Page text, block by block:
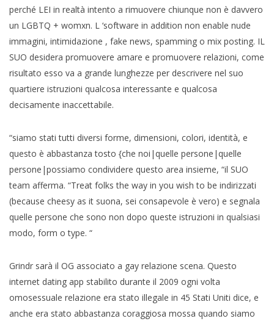
perché LEI in realtà intento a rimuovere chiunque non è davvero
un LGBTQ + womxn. L ‘software in addition non enable nude
immagini, intimidazione , fake news, spamming o mix posting. IL
SUO desidera promuovere amare e promuovere relazioni, come
risultato esso va a grande lunghezze per descrivere nel suo
quartiere istruzioni qualcosa interessante e qualcosa
decisamente inaccettabile.
“siamo stati tutti diversi forme, dimensioni, colori, identità, e
questo è abbastanza tosto {che noi|quelle persone|quelle
persone|possiamo condividere questo area insieme, “il SUO
team afferma. “Treat folks the way in you wish to be indirizzati
(because cheesy as it suona, sei consapevole è vero) e segnala
quelle persone che sono non dopo queste istruzioni in qualsiasi
modo, form o type. “
Grindr sarà il OG associato a gay relazione scena. Questo
internet dating app stabilito durante il 2009 ogni volta
omosessuale relazione era stato illegale in 45 Stati Uniti dice, e
anche era stato abbastanza coraggiosa mossa quando siamo